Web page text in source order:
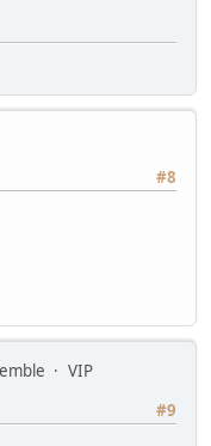
#8
VIP
#9